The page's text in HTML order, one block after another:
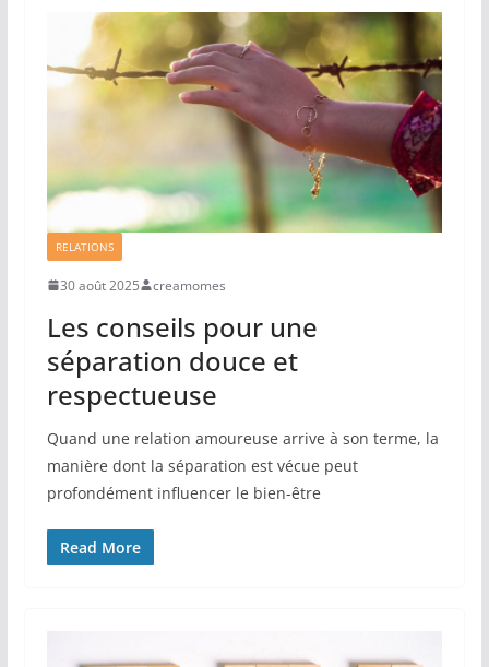
RELATIONS
30 août 2025 creamomes
Les conseils pour une
séparation douce et
respectueuse
Quand une relation amoureuse arrive à son terme, la
manière dont la séparation est vécue peut
profondément influencer le bien-être
Read More